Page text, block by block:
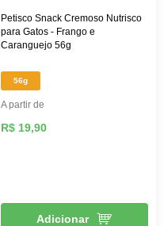
Petisco Snack Cremoso Nutrisco
para Gatos - Frango e
Caranguejo 56g
56g
A partir de
R$ 19,90
Adicionar